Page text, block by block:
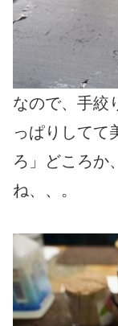
なので、手絞
っぱりしてて
ろ」どころか
ね、、。